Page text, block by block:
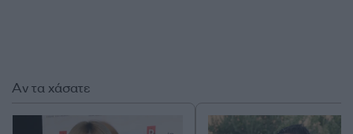
Αν τα χάσατε